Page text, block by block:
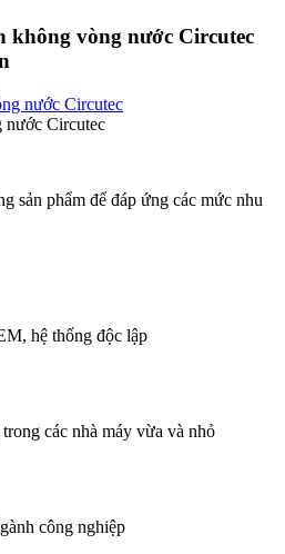
không vòng nước Circutec
nước Circutec
sản phẩm để đáp ứng các mức nhu
hệ thống độc lập
các nhà máy vừa và nhỏ
công nghiệp